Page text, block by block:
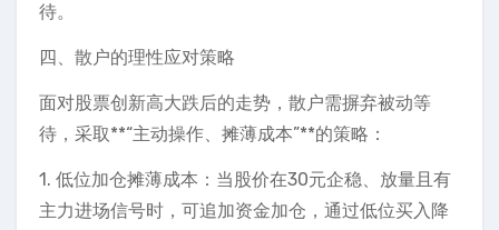
待。
四、散户的理性应对策略
面对股票创新高大跌后的走势，散户需摒弃被动等
待，采取**“主动操作、摊薄成本”**的策略：
1. 低位加仓摊薄成本：当股价在30元企稳、放量且有
主力进场信号时，可追加资金加仓，通过低位买入降